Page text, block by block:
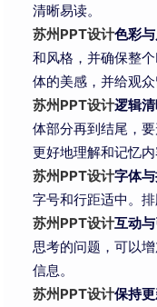
清晰易读。
苏州PPT设计色彩
和风格，并确保整
体的美感，并给观众
苏州PPT设计逻辑
体部分再到结尾，
更好地理解和记忆内
苏州PPT设计字体
字号和行距适中。
苏州PPT设计互动
思考的问题，可以
信息。
苏州PPT设计保持